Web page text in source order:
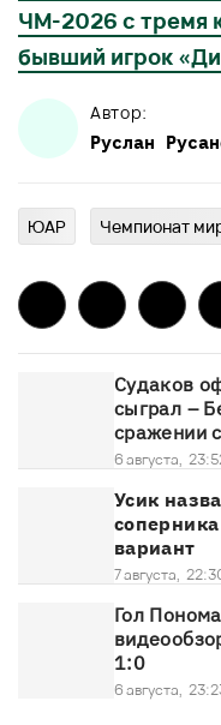
ЧМ-2026 с тремя
бывший игрок
Автор:
Руслан
ЮАР Чемпионат
Судаков
сыграл –
сражении
6 августа,
Усик
соперника
вариант
7 августа,
Гол
1:0
6 августа,